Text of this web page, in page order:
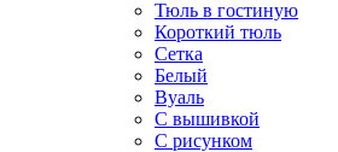
Тюль в гостиную
Короткий тюль
Сетка
Белый
Вуаль
С вышивкой
С рисунком